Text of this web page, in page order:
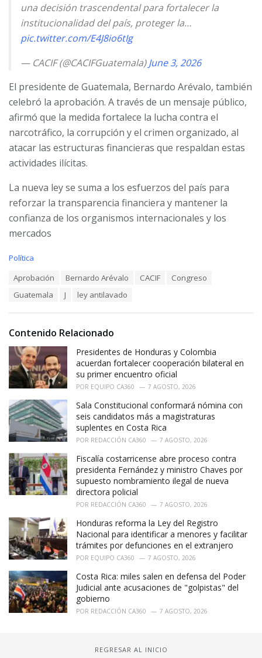
una decisión trascendental para fortalecer la
institucionalidad del país, proteger la…
pic.twitter.com/E4J8io6tIg
— CACIF (@CACIFGuatemala)June 3, 2026
El presidente de Guatemala, Bernardo Arévalo, también
celebró la aprobación. A través de un mensaje público,
afirmó que la medida fortalece la lucha contra el
narcotráfico, la corrupción y el crimen organizado, al
atacar las estructuras financieras que respaldan estas
actividades ilícitas.
La nueva ley se suma a los esfuerzos del país para
reforzar la transparencia financiera y mantener la
confianza de los organismos internacionales y los
mercados
C
i
:
Política
Aprobación Bernardo Arévalo CACIF
Congreso
Guatemala
J ley antilavado
Contenido Relacionado
Presidentes de Honduras y Colombia
acuerdan fortalecer cooperación bilateral en
su primer encuentro oficial
POR EQUIPO CA360 7 AGOSTO, 2026
Sala Constitucional conformará nómina con
seis candidatos más a magistraturas
suplentes en Costa Rica
POR REDACCIÓN CA360 7 AGOSTO, 2026
Fiscalía costarricense abre proceso contra
presidenta Fernández y ministro Chaves por
supuesto nombramiento ilegal de nueva
directora policial
POR REDACCIÓN CA360 7 AGOSTO, 2026
Honduras reforma la Ley del Registro
Nacional para identificar a menores y facilitar
trámites por defunciones en el extranjero
POR EQUIPO CA360 7 AGOSTO, 2026
Costa Rica: miles salen en defensa del Poder
Judicial ante acusaciones de "golpistas" del
gobierno
POR REDACCIÓN CA360 7 AGOSTO, 2026
REGRESAR AL INICIO